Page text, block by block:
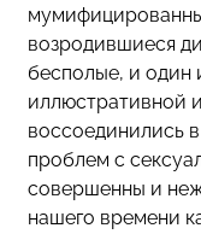
возродившиеся
бесполые, и один
иллюстративной
воссоединились
проблем с
совершенны и
нашего времени